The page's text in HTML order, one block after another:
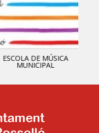
ESCOLA DE MÚSICA
MUNICIPAL